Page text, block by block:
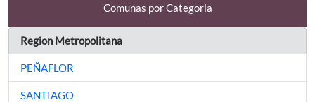
Comunas por Categoria
Region Metropolitana
PEÑAFLOR
SANTIAGO